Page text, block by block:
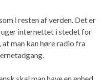
i resten af verden. Det er
internettet i stedet for
man kan høre radio fra
skal man have en enhed,